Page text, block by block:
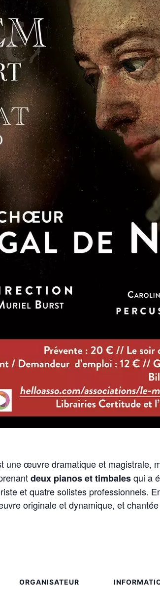
une œuvre dramatique et magistrale,
deux pianos et timbalesqui a
et quatre solistes professionnels.
originale et dynamique, et
ORGANISATEUR